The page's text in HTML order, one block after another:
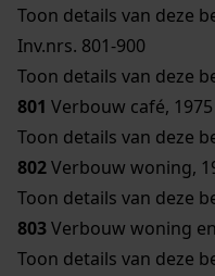
Toon details van deze
Inv.nrs. 801-900
Toon details van deze
801 Verbouw café, 1975
Toon details van deze
802Verbouw woning,
Toon details van deze
803Verbouw woning
Toon details van deze